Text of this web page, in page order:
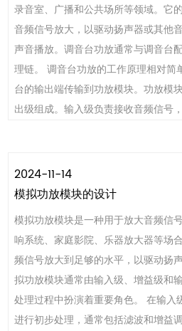
录音室、广播和公共场所等领域。它
音频信号放大，以驱动扬声器或其他
声音播放。调音台功放通常与调音台
理链。 调音台功放的工作原理相对简
台的输出端传输到功放模块。功放模
出级组成。输入级负责接收音频信号
2024-11-14
模拟功放模块的设计
模拟功放模块是一种用于放大音频信
响系统、家庭影院、乐器放大器等场
频信号放大到足够的水平，以驱动扬
拟功放模块通常由输入级、增益级和
处理过程中扮演着重要角色。 在输入
进行初步处理，通常包括滤波和增益